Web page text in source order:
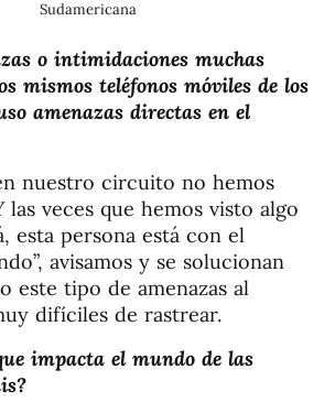
Sudamericana
o intimidaciones muchas
mismos teléfonos móviles de los
amenazas directas en el
nuestro circuito no hemos
las veces que hemos visto algo
esta persona está con el
avisamos y se solucionan
este tipo de amenazas al
difíciles de rastrear.
impacta el mundo de las